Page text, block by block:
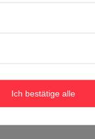
Ich bestätige alle